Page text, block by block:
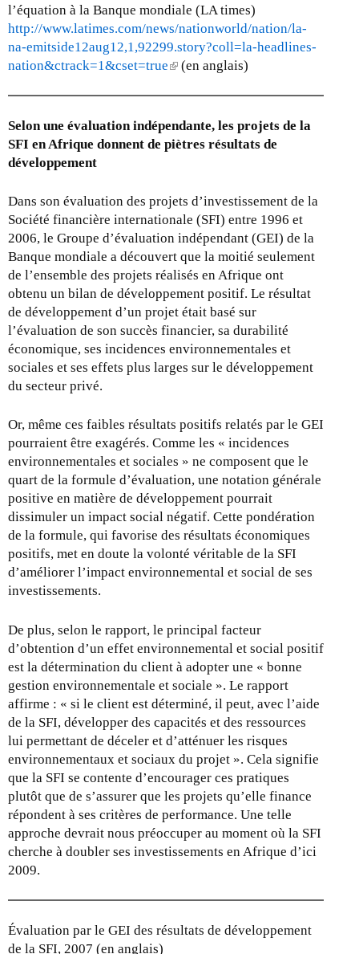
l’équation à la Banque mondiale (LA times)
http://www.latimes.com/news/nationworld/nation/la-
na-emitside12aug12,1,92299.story?coll=la-headlines-
nation&ctrack=1&cset=true(
n
k
e
x
e
(en anglais)
Selon une évaluation indépendante, les projets de la
SFI en Afrique donnent de piètres résultats de
développement
Dans son évaluation des projets d’investissement de la
Société financière internationale (SFI) entre 1996 et
2006, le Groupe d’évaluation indépendant (GEI) de la
Banque mondiale a découvert que la moitié seulement
de l’ensemble des projets réalisés en Afrique ont
obtenu un bilan de développement positif. Le résultat
de développement d’un projet était basé sur
l’évaluation de son succès financier, sa durabilité
économique, ses incidences environnementales et
sociales et ses effets plus larges sur le développement
du secteur privé.
Or, même ces faibles résultats positifs relatés par le GEI
pourraient être exagérés. Comme les « incidences
environnementales et sociales » ne composent que le
quart de la formule d’évaluation, une notation générale
positive en matière de développement pourrait
dissimuler un impact social négatif. Cette pondération
de la formule, qui favorise des résultats économiques
positifs, met en doute la volonté véritable de la SFI
d’améliorer l’impact environnemental et social de ses
investissements.
De plus, selon le rapport, le principal facteur
d’obtention d’un effet environnemental et social positif
est la détermination du client à adopter une « bonne
gestion environnementale et sociale ». Le rapport
affirme : « si le client est déterminé, il peut, avec l’aide
de la SFI, développer des capacités et des ressources
lui permettant de déceler et d’atténuer les risques
environnementaux et sociaux du projet ». Cela signifie
que la SFI se contente d’encourager ces pratiques
plutôt que de s’assurer que les projets qu’elle finance
répondent à ses critères de performance. Une telle
approche devrait nous préoccuper au moment où la SFI
cherche à doubler ses investissements en Afrique d’ici
2009.
Évaluation par le GEI des résultats de développement
de la SFI, 2007 (en anglais)